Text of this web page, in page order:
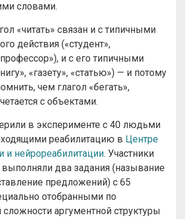
словами.
«читать» связан и с типичными
действия («студент»,
и с его типичными
«газету», «статью») — и потому
чем глагол «бегать»,
с объектами.
в эксперименте с 40 людьми
реабилитацию в Центре
и нейрореабилитации. Участники
два задания (называние
предложений) с 65
отобранными по
сложности аргументной структуры